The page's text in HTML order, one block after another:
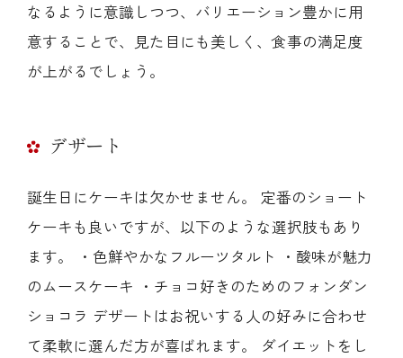
なるように意識しつつ、バリエーション豊かに用
意することで、見た目にも美しく、食事の満足度
が上がるでしょう。
デザート
誕生日にケーキは欠かせません。 定番のショート
ケーキも良いですが、以下のような選択肢もあり
ます。 ・色鮮やかなフルーツタルト ・酸味が魅力
のムースケーキ ・チョコ好きのためのフォンダン
ショコラ デザートはお祝いする人の好みに合わせ
て柔軟に選んだ方が喜ばれます。 ダイエットをし